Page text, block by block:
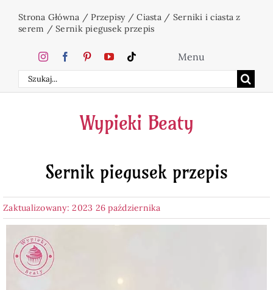
zawartości
Strona Główna /Przepisy/Ciasta/ Serniki i ciasta z
serem /Sernik piegusek przepis
Szukaj
Menu
Home
Ciasta
Desery
Wypieki Beaty
Sernik piegusek przepis
Zaktualizowany: 2023 26 października